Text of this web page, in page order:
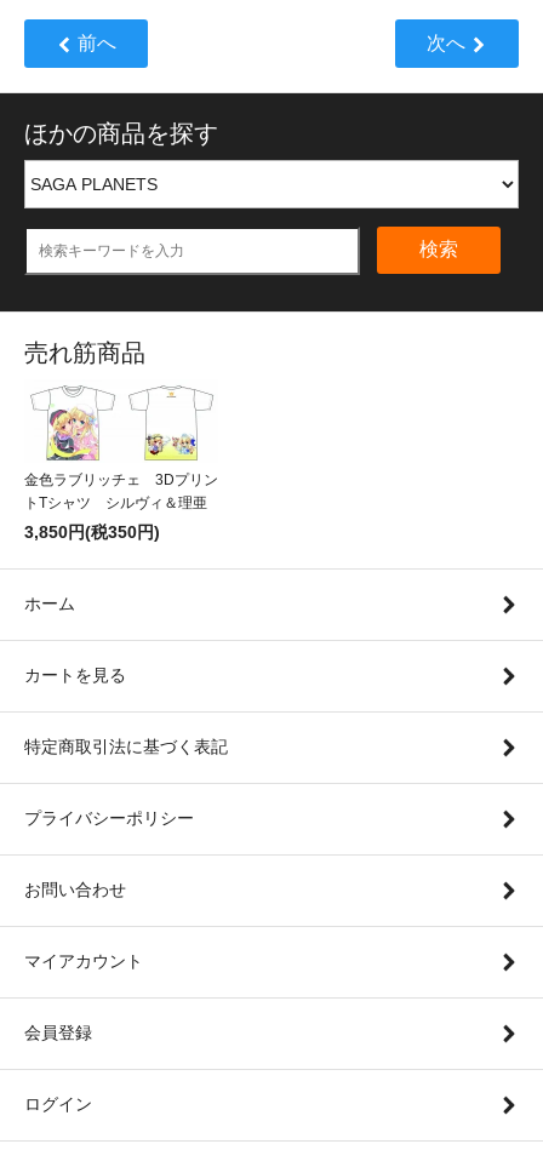
前へ 次へ
ほかの商品を探す
検索
売れ筋商品
金色ラブリッチェ 3Dプリン
トTシャツ シルヴィ＆理亜
3,850円(税350円)
ホーム
カートを見る
特定商取引法に基づく表記
プライバシーポリシー
お問い合わせ
マイアカウント
会員登録
ログイン